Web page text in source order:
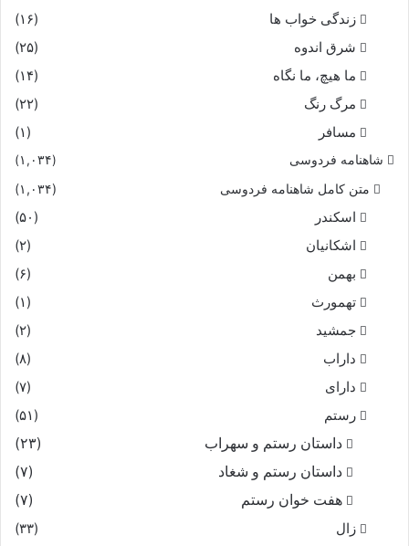
زندگی خواب ها
(۱۶)
شرق اندوه
(۲۵)
ما هیچ، ما نگاه
(۱۴)
مرگ رنگ
(۲۲)
مسافر
(۱)
شاهنامه فردوسی (۱,۰۳۴)
متن کامل شاهنامه فردوسی (۱,۰۳۴)
اسکندر
(۵۰)
اشکانیان
(۲)
بهمن
(۶)
تهمورث
(۱)
جمشید
(۲)
داراب
(۸)
دارای
(۷)
رستم
(۵۱)
داستان رستم و سهراب
(۲۳)
داستان رستم و شغاد
(۷)
هفت خوان رستم‏
(۷)
زال
(۳۳)